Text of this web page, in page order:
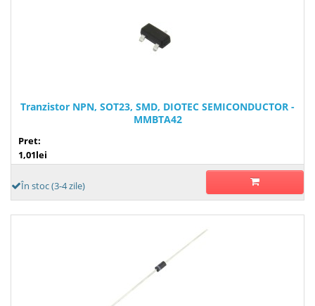
Tranzistor NPN, SOT23, SMD, DIOTEC SEMICONDUCTOR -
MMBTA42
Pret:
1,01lei
În stoc (3-4 zile)